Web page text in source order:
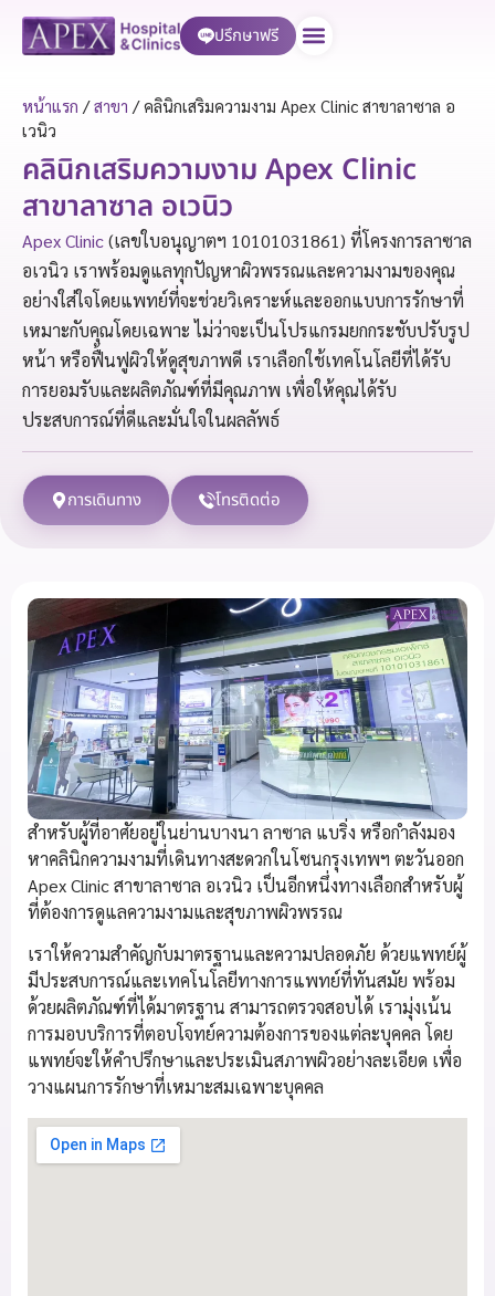
ปรึกษาฟรี
หน้าแรก /สาขา /คลินิกเสริมความงาม Apex Clinic สาขาลาซาล อ
เวนิว
คลินิกเสริมความงาม Apex Clinic
สาขาลาซาล อเวนิว
Apex Clinic(เลขใบอนุญาตฯ 10101031861) ที่โครงการลาซาล
อเวนิว เราพร้อมดูแลทุกปัญหาผิวพรรณและความงามของคุณ
อย่างใส่ใจโดยแพทย์ที่จะช่วยวิเคราะห์และออกแบบการรักษาที่
เหมาะกับคุณโดยเฉพาะ ไม่ว่าจะเป็นโปรแกรมยกกระชับปรับรูป
หน้า หรือฟื้นฟูผิวให้ดูสุขภาพดี เราเลือกใช้เทคโนโลยีที่ได้รับ
การยอมรับและผลิตภัณฑ์ที่มีคุณภาพ เพื่อให้คุณได้รับ
ประสบการณ์ที่ดีและมั่นใจในผลลัพธ์
การเดินทาง โทรติดต่อ
สำหรับผู้ที่อาศัยอยู่ในย่านบางนา ลาซาล แบริ่ง หรือกำลังมอง
หาคลินิกความงามที่เดินทางสะดวกในโซนกรุงเทพฯ ตะวันออก
Apex Clinic สาขาลาซาล อเวนิว เป็นอีกหนึ่งทางเลือกสำหรับผู้
ที่ต้องการดูแลความงามและสุขภาพผิวพรรณ
เราให้ความสำคัญกับมาตรฐานและความปลอดภัย ด้วยแพทย์ผู้
มีประสบการณ์และเทคโนโลยีทางการแพทย์ที่ทันสมัย พร้อม
ด้วยผลิตภัณฑ์ที่ได้มาตรฐาน สามารถตรวจสอบได้ เรามุ่งเน้น
การมอบบริการที่ตอบโจทย์ความต้องการของแต่ละบุคคล โดย
แพทย์จะให้คำปรึกษาและประเมินสภาพผิวอย่างละเอียด เพื่อ
วางแผนการรักษาที่เหมาะสมเฉพาะบุคคล